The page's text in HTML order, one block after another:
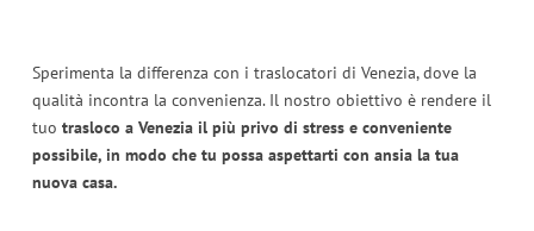
Sperimenta la differenza con i traslocatori di Venezia, dove la
qualità incontra la convenienza. Il nostro obiettivo è rendere il
tuo trasloco a Venezia il più privo di stress e conveniente
possibile, in modo che tu possa aspettarti con ansia la tua
nuova casa.